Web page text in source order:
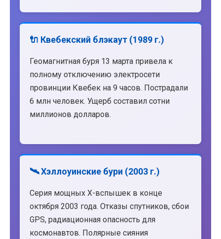
🔌 Квебекский блэкаут (1989 г.)
Геомагнитная буря 13 марта привела к
полному отключению электросети
провинции Квебек на 9 часов. Пострадали
6 млн человек. Ущерб составил сотни
миллионов долларов.
🛰️ Хэллоуинские бури (2003 г.)
Серия мощных X-вспышек в конце
октября 2003 года. Отказы спутников, сбои
GPS, радиационная опасность для
космонавтов. Полярные сияния